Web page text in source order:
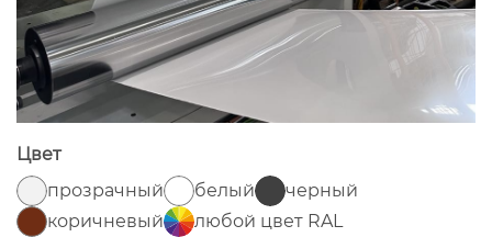
Цвет
прозрачный
белый
черный
коричневый
любой цвет RAL